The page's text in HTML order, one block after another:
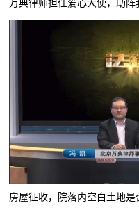
万典律师担任爱心大使，助
房屋征收，院落内空白土地是